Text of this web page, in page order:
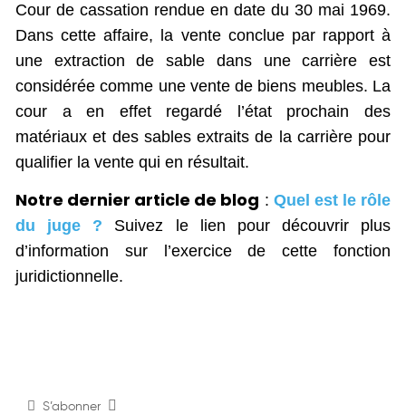
Cour de cassation rendue en date du 30 mai 1969.
Dans cette affaire, la vente conclue par rapport à
une extraction de sable dans une carrière est
considérée comme une vente de biens meubles. La
cour a en effet regardé l’état prochain des
matériaux et des sables extraits de la carrière pour
qualifier la vente qui en résultait.
Notre dernier article de blog : Quel est le rôle
du juge ? Suivez le lien pour découvrir plus
d’information sur l’exercice de cette fonction
juridictionnelle.
S’abonner